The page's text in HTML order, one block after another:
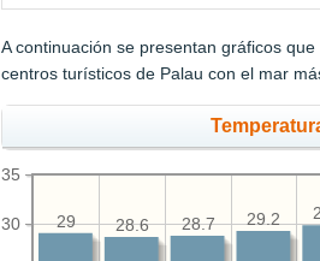
A continuación se presentan gráficos
centros turísticos de Palau con el mar
30
35
29.2
28.7
28.6
29